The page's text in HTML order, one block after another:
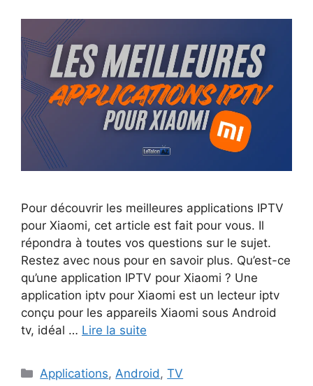
Pour découvrir les meilleures applications IPTV
pour Xiaomi, cet article est fait pour vous. Il
répondra à toutes vos questions sur le sujet.
Restez avec nous pour en savoir plus. Qu’est-ce
qu’une application IPTV pour Xiaomi ? Une
application iptv pour Xiaomi est un lecteur iptv
conçu pour les appareils Xiaomi sous Android
tv, idéal … Lire la suite
Catégories
Applications, Android ,TV